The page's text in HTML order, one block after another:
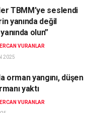
TBMM’ye seslendi
yanında değil
olun”
ERCAN VURANLAR
2025
orman yangını, düşen
yaktı
ERCAN VURANLAR